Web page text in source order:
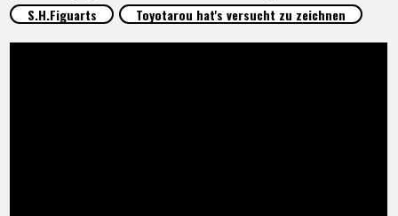
LANGUAGE
S.H.Figuarts
Toyotarou hat's versucht zu zeichnen